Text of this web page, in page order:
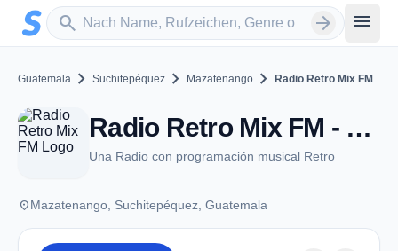
Zum Hauptinhalt springen
search
Sender suchen arrow_forward menu
Guatemala chevron_right Suchitepéquez chevron_right Mazatenango chevron_right Radio Retro Mix FM
Radio Retro Mix FM - Mazatenango
Una Radio con programación musical Retro
placeMazatenango, Suchitepéquez, Guatemala